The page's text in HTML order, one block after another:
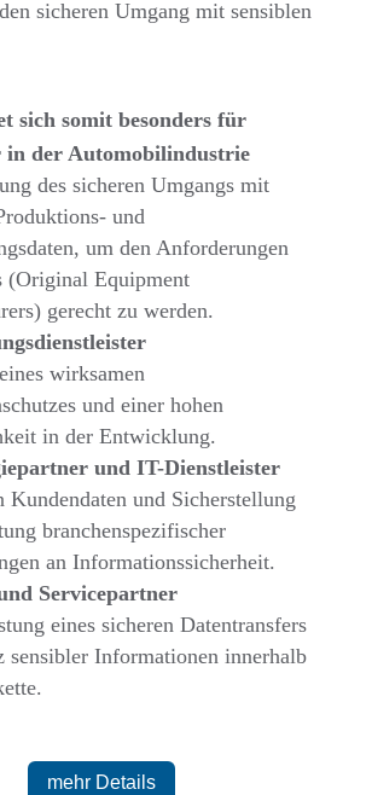
sicheren Umgang mit sensiblen
sich somit besonders für
in der Automobilindustrie
des sicheren Umgangs mit
und
um den Anforderungen
(Original Equipment
gerecht zu werden.
wirksamen
und einer hohen
in der Entwicklung.
und IT-Dienstleister
Kundendaten und Sicherstellung
branchenspezifischer
an Informationssicherheit.
Servicepartner
eines sicheren Datentransfers
sensibler Informationen innerhalb
mehr Details